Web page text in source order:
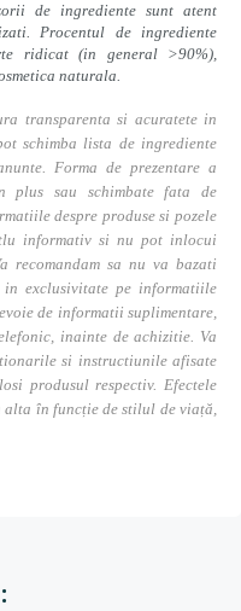
de ingrediente sunt atent
Procentul de ingrediente
ridicat (in general >90%),
naturala.
transparenta si acuratete in
schimba lista de ingrediente
Forma de prezentare a
plus sau schimbate fata de
despre produse si pozele
informativ si nu pot inlocui
recomandam sa nu va bazati
exclusivitate pe informatiile
de informatii suplimentare,
inainte de achizitie. Va
si instructiunile afisate
produsul respectiv. Efectele
alta în funcție de stilul de viață,